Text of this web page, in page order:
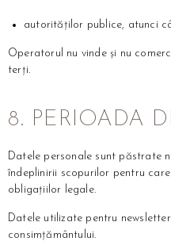
autorităților publice, atunci
Operatorul nu vinde și nu
terți.
8. PERIOADA
Datele personale sunt păstrate
îndeplinirii scopurilor pentru
obligațiilor legale.
Datele utilizate pentru
consimțământului.